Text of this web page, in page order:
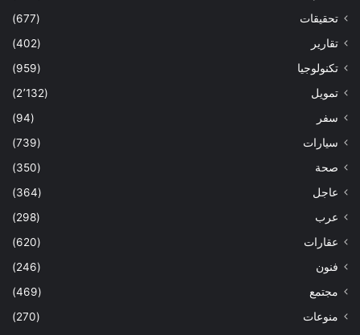
تحقيقات
(677)
تقارير
(402)
تكنولوجيا
(959)
تمويل
(2٬132)
سفر
(94)
سيارات
(739)
صحة
(350)
عاجل
(364)
عرب
(298)
عقارات
(620)
فنون
(246)
مجتمع
(469)
منوعات
(270)